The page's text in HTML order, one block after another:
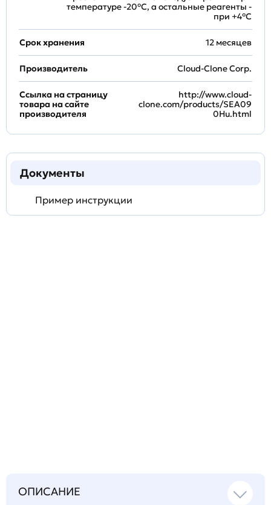
температуре -20°C, а остальные реагенты -
при +4°С
Срок хранения 12 месяцев
Производитель Cloud-Clone Corp.
Ссылка на страницу
товара на сайте
производителя
http://www.cloud-
clone.com/products/SEA09
0Hu.html
Документы
Пример инструкции
ОПИСАНИЕ